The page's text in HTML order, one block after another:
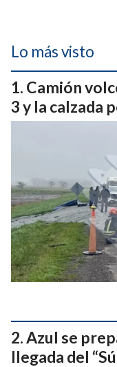
Lo más visto
Camión
3 y la calzada
Azul se
llegada del